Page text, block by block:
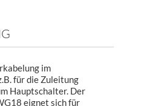
im
für die Zuleitung
Hauptschalter. Der
eignet sich für